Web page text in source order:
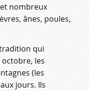
nombreux
ânes, poules,
qui
les
(les
jours. Ils